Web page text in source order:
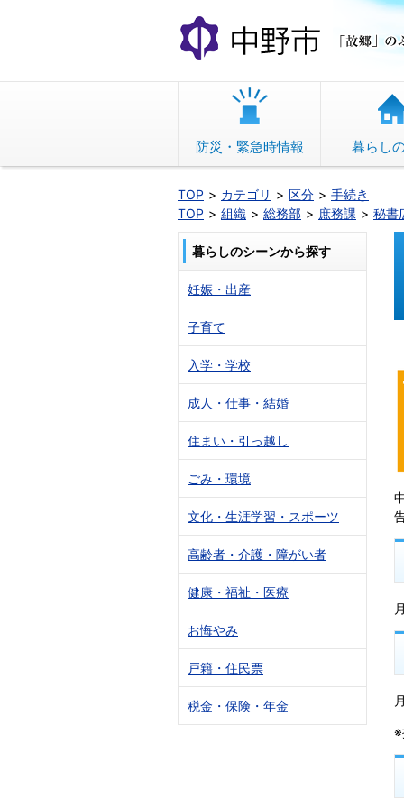
文
へ
動
防災・緊急時情報 暮らし
TOP カテゴリ 区分
手続き
TOP
組織 総務部 庶務課 秘書
※
暮らしのシーンから探す
妊娠・出産
子育て
入学・学校
成人・仕事・結婚
住まい・引っ越し
ごみ・環境
文化・生涯学習・スポーツ
高齢者・介護・障がい者
健康・福祉・医療
お悔やみ
戸籍・住民票
税金・保険・年金